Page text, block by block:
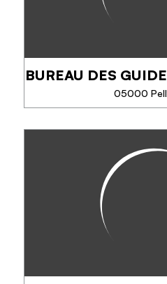
BUREAU DES
05000
BUREAU DES
Partite all'avventura in tutta
di professionisti uniti dalla
condividere la propria
Arrampicata, via ferrata,